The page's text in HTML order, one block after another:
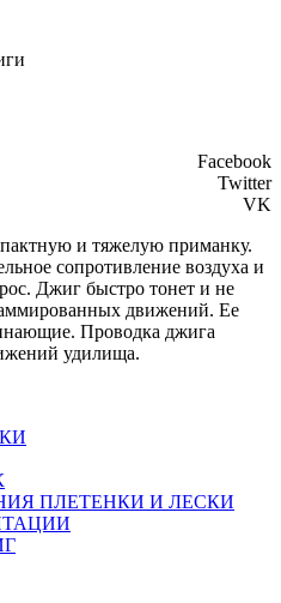
Facebook
Twitter
VK
и тяжелую приманку.
сопротивление воздуха и
Джиг быстро тонет и не
движений. Ее
Проводка джига
удилища.
ПЛЕТЕНКИ И ЛЕСКИ